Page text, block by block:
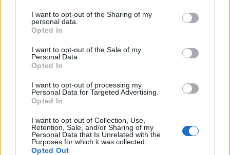
not limited to your visit or usage behaviour. You may click to
grant or deny consent to Google and its third-party tags to
use your data for below specified purposes in below Google
consent section.
I want to opt-out of the Sharing of my
personal data.
Opted In
I want to opt-out of the Sale of my
Personal Data.
Opted In
I want to opt-out of processing my
Personal Data for Targeted Advertising.
Opted In
I want to opt-out of Collection, Use,
Retention, Sale, and/or Sharing of my
Personal Data that Is Unrelated with the
Purposes for which it was collected.
Opted Out